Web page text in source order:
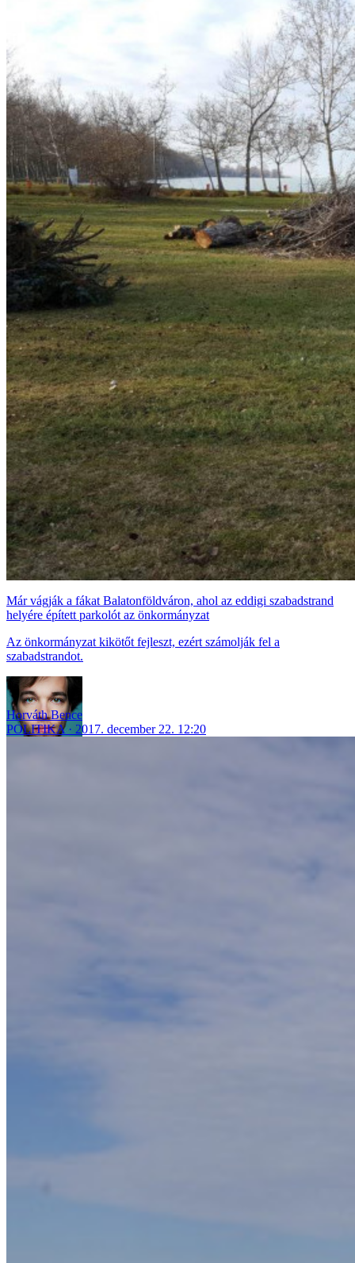
Már vágják a fákat Balatonföldváron, ahol az eddigi szabadstrand
helyére épített parkolót az önkormányzat
Az önkormányzat kikötőt fejleszt, ezért számolják fel a
szabadstrandot.
Horváth Bence
POLITIKA
2017. december 22. 12:20